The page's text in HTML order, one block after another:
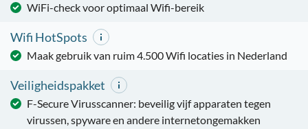
WiFi-check voor optimaal Wifi-bereik
Wifi HotSpots
Maak gebruik van ruim 4.500 Wifi locaties in Nederland
Veiligheidspakket
F-Secure Virusscanner: beveilig vijf apparaten tegen
virussen, spyware en andere internetongemakken